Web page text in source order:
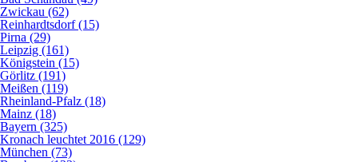
Zwickau (62)
Reinhardtsdorf (15)
Pirna (29)
Leipzig (161)
Königstein (15)
Görlitz (191)
Meißen (119)
Rheinland-Pfalz (18)
Mainz (18)
Bayern (325)
Kronach leuchtet 2016 (129)
München (73)